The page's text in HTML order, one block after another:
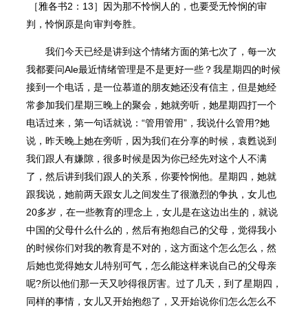
［雅各书2：13］因为那不怜悯人的，也要受无怜悯的审
判，怜悯原是向审判夸胜。
我们今天已经是讲到这个情绪方面的第七次了，每一次
我都要问Ale最近情绪管理是不是更好一些？我星期四的时候
接到一个电话，是一位慕道的朋友她还没有信主，但是她经
常参加我们星期三晚上的聚会，她就旁听，她星期四打一个
电话过来，第一句话就说：“管用管用”，我说什么管用?她
说，昨天晚上她在旁听，因为我们在分享的时候，袁甦说到
我们跟人有嫌隙，很多时候是因为你已经先对这个人不满
了，然后讲到我们跟人的关系，你要怜悯他。星期四，她就
跟我说，她前两天跟女儿之间发生了很激烈的争执，女儿也
20多岁，在一些教育的理念上，女儿是在这边出生的，就说
中国的父母什么什么的，然后有抱怨自己的父母，觉得我小
的时候你们对我的教育是不对的，这方面这个怎么怎么，然
后她也觉得她女儿特别可气，怎么能这样来说自己的父母亲
呢?所以他们那一天又吵得很厉害。过了几天，到了星期四，
同样的事情，女儿又开始抱怨了，又开始说你们怎么怎么不